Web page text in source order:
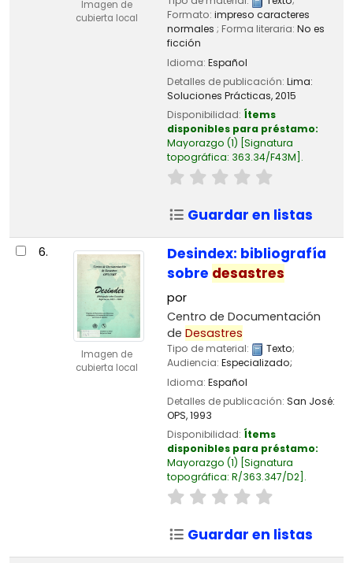
Imagen de
cubierta local
Formato: impreso caracteres
normales ; Forma literaria: No es
ficción
Idioma: Español
Detalles de publicación: Lima:
Soluciones Prácticas,2015
Disponibilidad: Ítems
disponibles para préstamo:
Mayorazgo (1) Signatura
topográfica: 363.34/F43M .
Guardar en listas
6.
Imagen de
cubierta local
Desindex: bibliografía
sobre desastres
por
Centro de Documentación
de Desastres
Tipo de material: Texto;
Audiencia: Especializado;
Idioma: Español
Detalles de publicación: San José:
OPS,1993
Disponibilidad: Ítems
disponibles para préstamo:
Mayorazgo (1) Signatura
topográfica: R/363.347/D2 .
Guardar en listas